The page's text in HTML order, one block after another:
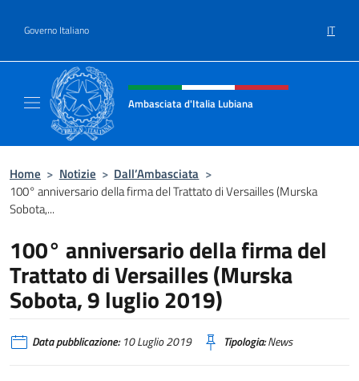
Governo Italiano IT
Intestazione sito, social e menù
Ambasciata d'Italia Lubiana
Home > Notizie > Dall’Ambasciata >
100° anniversario della firma del Trattato di Versailles (Murska
Sobota,...
100° anniversario della firma del
Trattato di Versailles (Murska
Sobota, 9 luglio 2019)
Data pubblicazione:10 Luglio 2019 Tipologia:News